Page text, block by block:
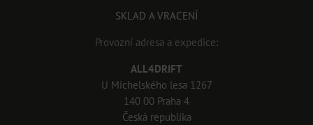
SKLAD A VRACENÍ
Provozní adresa a expedice:
ALL4DRIFT
U Michelského lesa 1267
140 00 Praha 4
Česká republika